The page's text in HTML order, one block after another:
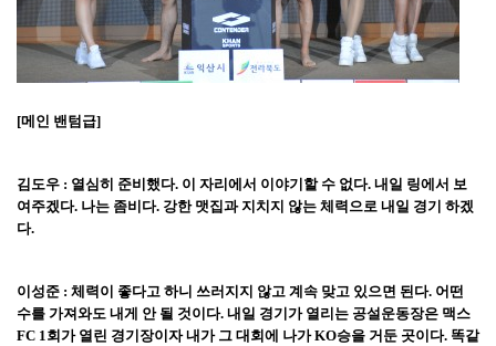
[메인 밴텀급]
김도우 : 열심히 준비했다. 이 자리에서 이야기할 수 없다. 내일 링에서 보
여주겠다. 나는 좀비다. 강한 맷집과 지치지 않는 체력으로 내일 경기 하겠
다.
이성준 : 체력이 좋다고 하니 쓰러지지 않고 계속 맞고 있으면 된다. 어떤
수를 가져와도 내게 안 될 것이다. 내일 경기가 열리는 공설운동장은 맥스
FC 1회가 열린 경기장이자 내가 그 대회에 나가KO승을 거둔 곳이다. 똑같